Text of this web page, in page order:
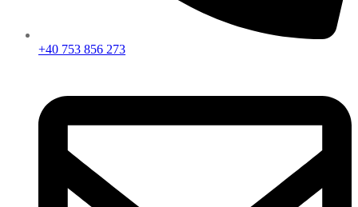
+40 753 856 273